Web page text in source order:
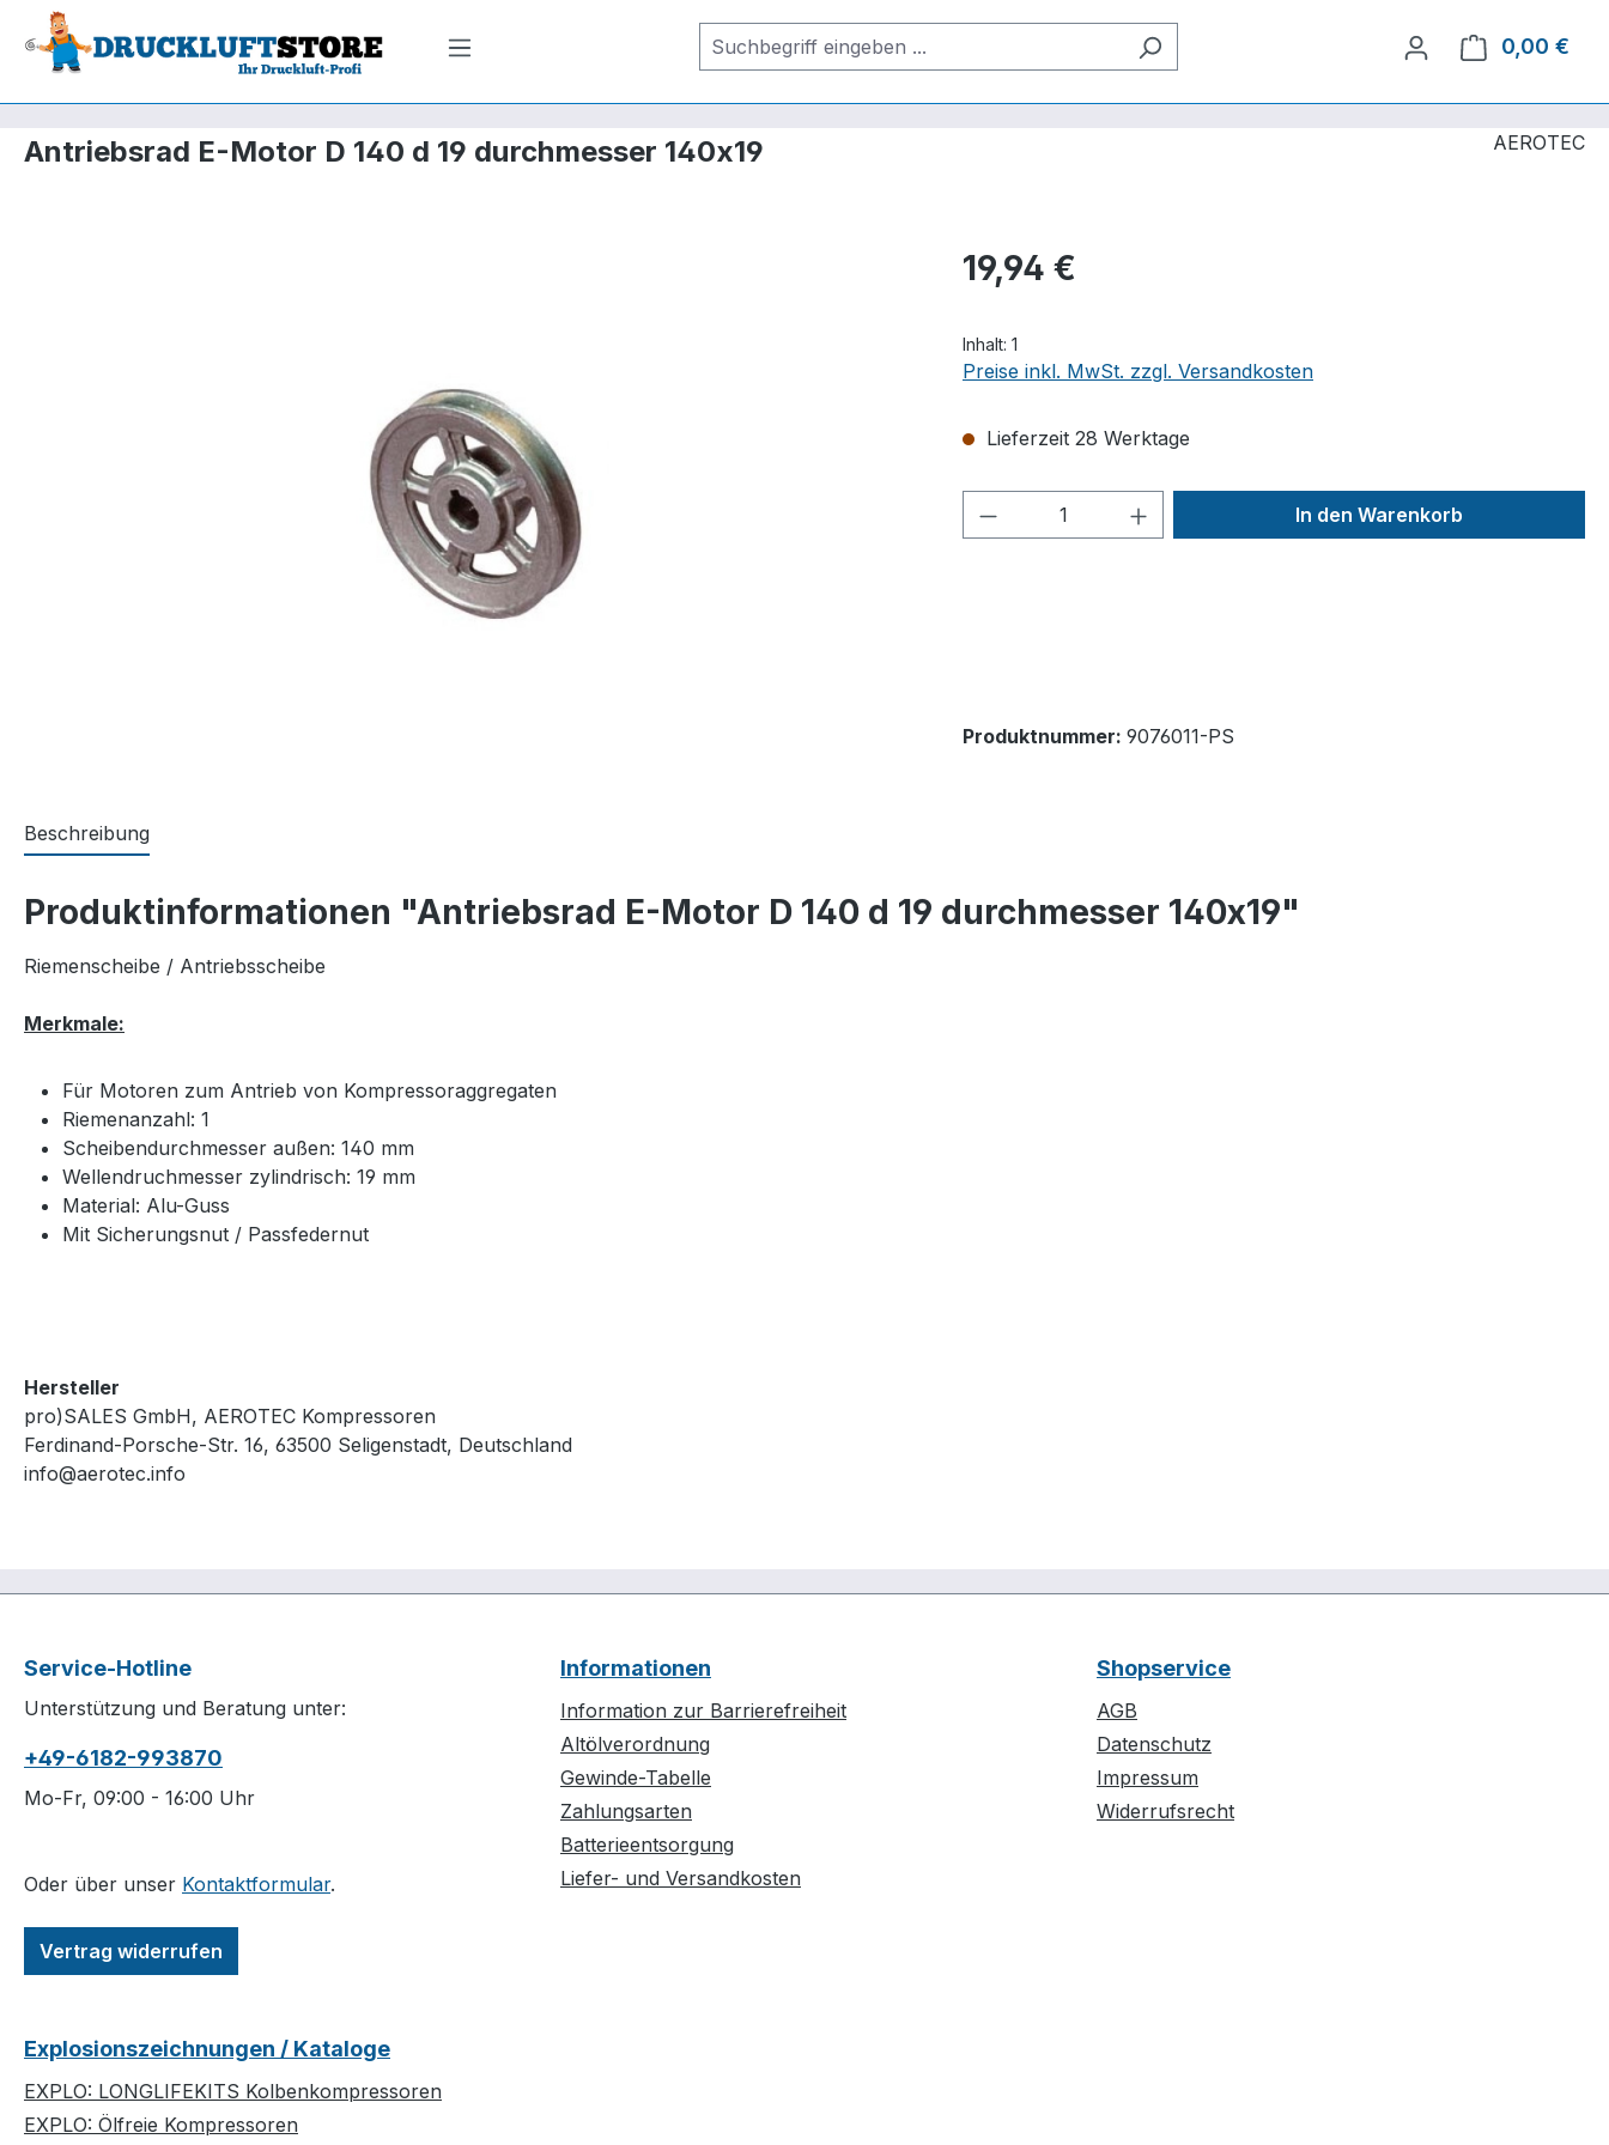
Hauptinhalt springen
Zur Suche springen
Zur Hauptnavigation springen
0,00 €
Antriebsrad E-Motor D 140 d 19 durchmesser 140x19 AEROTEC
19,94 €
Inhalt: 1
Preise inkl. MwSt. zzgl. Versandkosten
Lieferzeit 28 Werktage
Produkt Anzahl: Gib den gewünschten Wert
In den Warenkorb
Produktnummer: 9076011-PS
Beschreibung
Produktinformationen "Antriebsrad E-Motor D 140 d 19 durchmesser 140x19"
Riemenscheibe / Antriebsscheibe
Merkmale:
Für Motoren zum Antrieb von Kompressoraggregaten
Riemenanzahl: 1
Scheibendurchmesser außen: 140 mm
Wellendruchmesser zylindrisch: 19 mm
Material: Alu-Guss
Mit Sicherungsnut / Passfedernut
Hersteller
pro)SALES GmbH, AEROTEC Kompressoren
Ferdinand-Porsche-Str. 16, 63500 Seligenstadt, Deutschland
info@aerotec.info
Service-Hotline
Unterstützung und Beratung unter:
+49-6182-993870
Mo-Fr, 09:00 - 16:00 Uhr
Oder über unser Kontaktformular.
Vertrag widerrufen
Informationen
Information zur Barrierefreiheit
Altölverordnung
Gewinde-Tabelle
Zahlungsarten
Batterieentsorgung
Liefer- und Versandkosten
Shopservice
AGB
Datenschutz
Impressum
Widerrufsrecht
Explosionszeichnungen / Kataloge
EXPLO: LONGLIFEKITS Kolbenkompressoren
EXPLO: Ölfreie Kompressoren